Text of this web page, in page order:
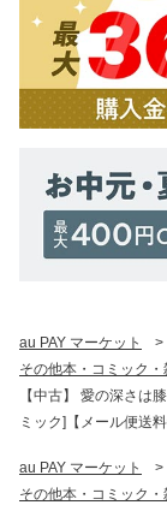
au PAY マーケット >
その他本・コミック・
【中古】 愛の深さは
ミック]【メール便送料
au PAY マーケット >
その他本・コミック・